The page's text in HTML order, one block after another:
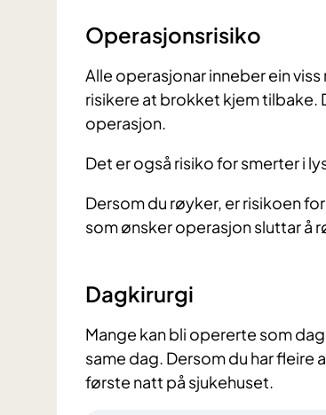
Operasjonsrisiko
Alle operasjonar inneber ein
risikere at brokket kjem tilbake.
operasjon.
Det er også risiko for smerter i
Dersom du røyker, er risikoen
som ønsker operasjon sluttar å
Dagkirurgi
Mange kan bli opererte som
same dag. Dersom du har fleire
første natt på sjukehuset.